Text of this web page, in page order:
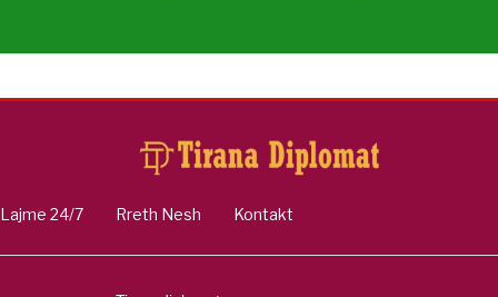
Lajme 24/7 Rreth Nesh Kontakt